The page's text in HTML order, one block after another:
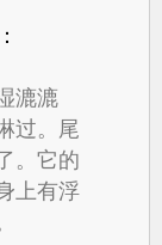
漉漉
过。尾
。它的
上有浮